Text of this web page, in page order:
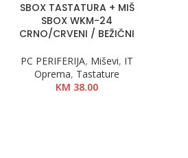
SBOX TASTATURA + MIŠ
SBOX WKM-24
CRNO/CRVENI / BEŽIČNI
PC PERIFERIJA, Miševi, IT
Oprema, Tastature
KM 38.00